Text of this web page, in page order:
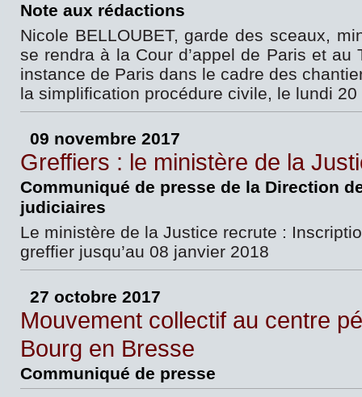
Note aux rédactions
Nicole BELLOUBET, garde des sceaux,
se rendra à la Cour d’appel de Paris et au
instance de Paris dans le cadre des
la simplification procédure civile, le lundi
09 novembre 2017
Greffiers : le ministère de la
Communiqué de presse de la Direction
judiciaires
Le ministère de la Justice recrute :
greffier jusqu’au 08 janvier 2018
27 octobre 2017
Mouvement collectif au centre
Bourg en Bresse
Communiqué de presse